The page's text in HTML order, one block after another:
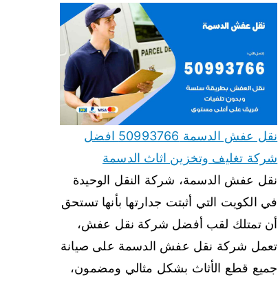
نقل عفش الدسمة 50993766 افضل
شركة تغليف وتخزين اثاث الدسمة
نقل عفش الدسمة، شركة النقل الوحيدة
في الكويت التي أثبتت جدارتها بأنها تستحق
أن تمتلك لقب أفضل شركة نقل عفش،
تعمل شركة نقل عفش الدسمة على صيانة
جميع قطع الأثاث بشكل مثالي ومضمون،